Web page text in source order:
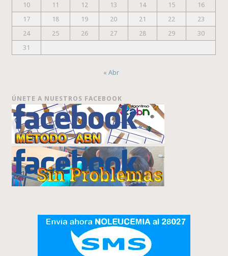
10
11 12 13 14 15
16
17
18 19 20 21 22
23
24
25 26 27 28 29
30
31
« Abr
ÚNETE A NUESTROS FACEBOOK